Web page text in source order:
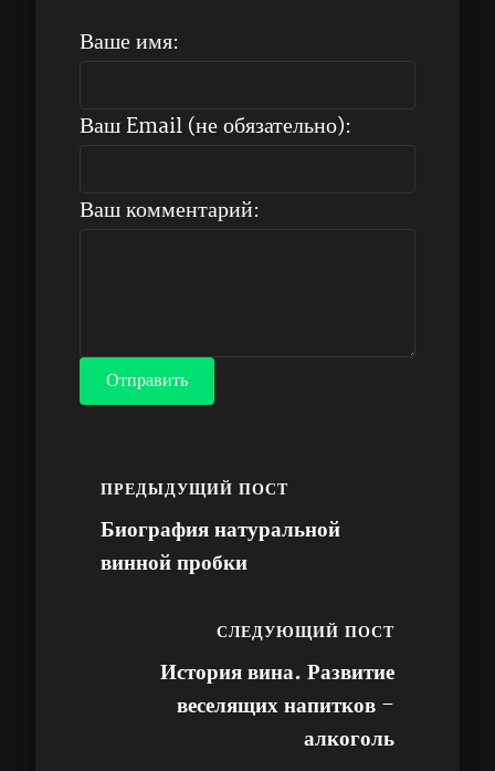
Ваше имя:
Ваш Email (не обязательно):
Ваш комментарий:
Отправить
ПРЕДЫДУЩИЙ ПОСТ
Биография натуральной
винной пробки
СЛЕДУЮЩИЙ ПОСТ
История вина. Развитие
веселящих напитков -
алкоголь